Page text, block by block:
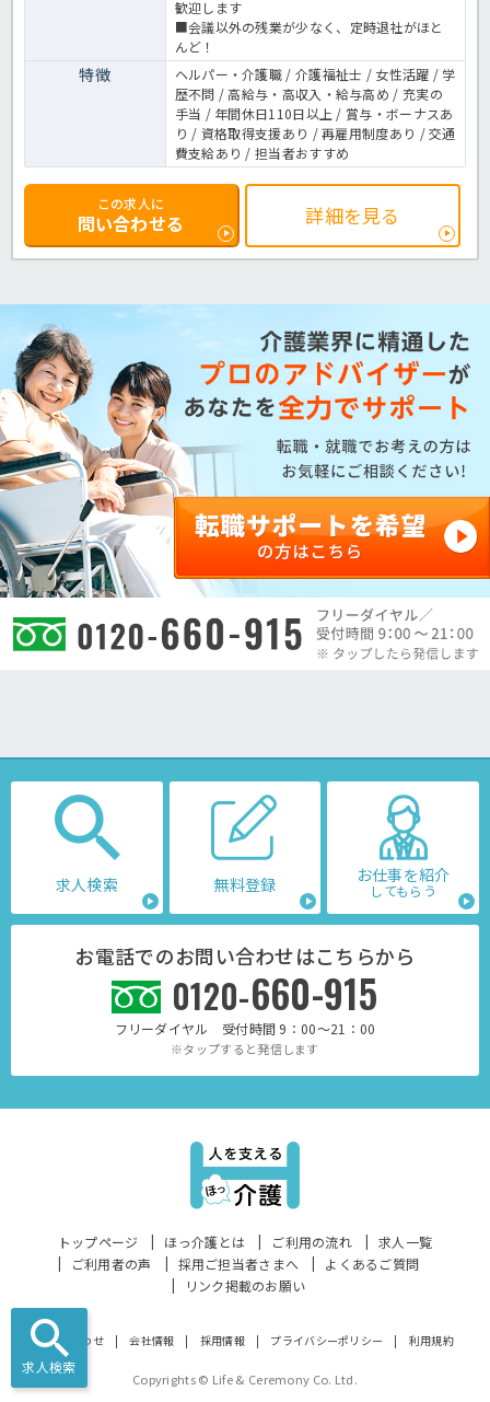
歓迎します
■会議以外の残業が少なく、定時退社がほと
んど！
特徴
ヘルパー・介護職 / 介護福祉士 / 女性活躍 / 学
歴不問 / 高給与・高収入・給与高め / 充実の
手当 / 年間休日110日以上 / 賞与・ボーナスあ
り / 資格取得支援あり / 再雇用制度あり / 交通
費支給あり / 担当者おすすめ
この求人に
問い合わせる 詳細を見る
求人検索
求人検索 無料登録 お仕事を紹介
してもらう
お電話でのお問い合わせはこちらから
0120-660-915
フリーダイヤル 受付時間 9：00～21：00
※タップすると発信します
トップページ ほっ介護とは ご利用の流れ
求人一覧
ご利用者の声
採用ご担当者さまへ
よくあるご質問
リンク掲載のお願い
お問い合わせ 会社情報 採用情報 プライバシーポリシー 利用規約
Copyrights © Life & Ceremony Co. Ltd.